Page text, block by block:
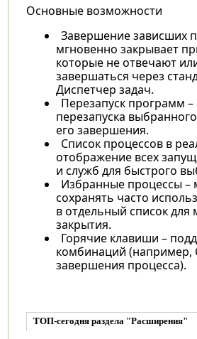
Основные возможности
Завершение зависших
мгновенно закрывает
которые не отвечают
завершаться через
Диспетчер задач.
Перезапуск программ
перезапуска
его завершения.
Список процессов в
отображение всех
и служб для быстрого
Избранные процессы –
сохранять часто
в отдельный список для
закрытия.
Горячие клавиши –
комбинаций (например,
завершения процесса).
ТОП-сегодня раздела "Расширения"